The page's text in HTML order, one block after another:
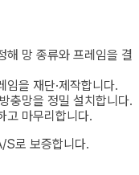
망 종류와 프레임을 결
을 재단·제작합니다.
충망을 정밀 설치합니다.
고 마무리합니다.
S로 보증합니다.